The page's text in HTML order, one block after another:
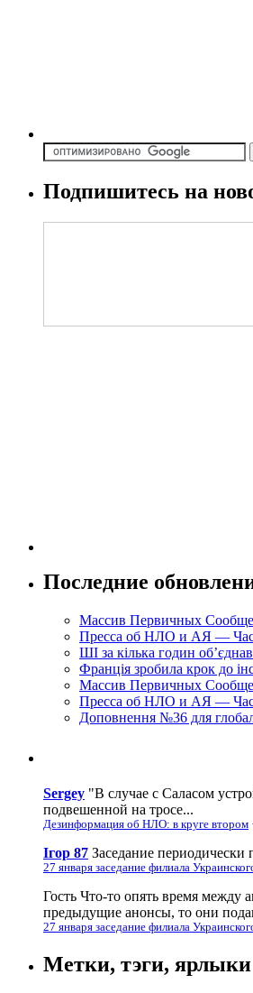
Подпишитесь на
Последние
Массив Первичных
Пресса об НЛО и АЯ —
ШІ за кілька годин
Франція зробила крок до
Массив Первичных
Пресса об НЛО и АЯ —
Доповнення №36 для
Sergey "В случае с Саласом
подвешенной на тросе...
Дезинформация об НЛО: в круге втором ·
Ігор 87 Заседание периодически
27 января заседание филиала
Гость Что-то опять время между
предыдущие анонсы, то они
27 января заседание филиала
Метки, тэги, ярлыки